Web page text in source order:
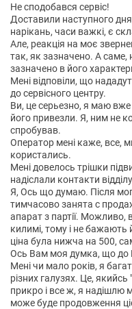
Не сподобався сервіс!
Доставили наступного
нарікань, часи важкі, є
Але, реакція на моє
так, як зазначено. А саме,
зазначено в його
Мені відповіли, що
до сервісного центру.
Ви, це серьезно, я маю
його привезли. Я, ним не
спробував.
Оператор мені каже, все,
користались.
Мені довелось трішки
надіслали контакти
Я, Ось що думаю. Після
тимчасово занята с
апарат з партії. Можливо,
килимі, тому і не
ціна була нижча на 500,
Ось Вам моя думка, що до
Мені чи мало років, я
різних галузях. Це,
прикро і все ж, я надішлю
може буде продовження цієї